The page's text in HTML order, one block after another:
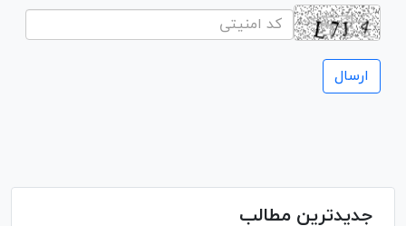
جدیدترین مطالب